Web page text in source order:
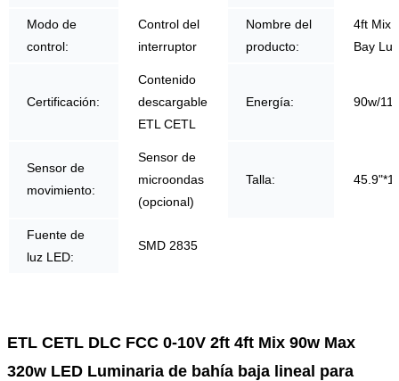
Modo de
control:
Control del
interruptor
Nombre del
producto:
4ft Mix
Bay
Certificación:
Contenido
descargable
ETL CETL
Energía: 90w/
Sensor de
movimiento:
Sensor de
microondas
(opcional)
Talla:
Fuente de
luz LED:
SMD 2835
ETL CETL DLC FCC 0-10V 2ft 4ft Mix 90w Max
320w LED Luminaria de bahía baja lineal para